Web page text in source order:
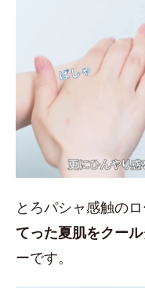
とろパシャ感触の
てった夏肌をクー
ーです。